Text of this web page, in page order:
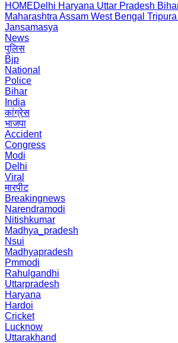
HOMEDelhi Haryana Uttar Pradesh
Maharashtra Assam West Bengal Tripura
Jansamasya
News
पुलिस
Bjp
National
Police
Bihar
India
कांग्रेस
भाजपा
Accident
Congress
Modi
Delhi
Viral
मारपीट
Breakingnews
Narendramodi
Nitishkumar
Madhya_pradesh
Nsui
Madhyapradesh
Pmmodi
Rahulgandhi
Uttarpradesh
Haryana
Hardoi
Cricket
Lucknow
Uttarakhand